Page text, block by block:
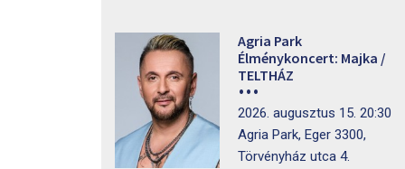
Agria Park
Élménykoncert: Majka /
TELTHÁZ
2026. augusztus 15. 20:30
Agria Park, Eger 3300,
Törvényház utca 4.